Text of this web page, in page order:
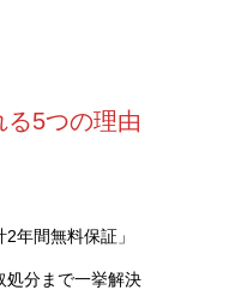
る5つの理由
年間無料保証」
処分まで一挙解決